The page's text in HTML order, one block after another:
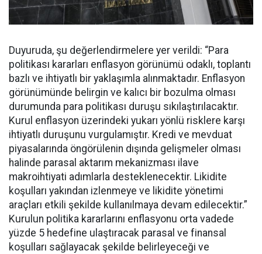
Duyuruda, şu değerlendirmelere yer verildi: “Para
politikası kararları enflasyon görünümü odaklı, toplantı
bazlı ve ihtiyatlı bir yaklaşımla alınmaktadır. Enflasyon
görünümünde belirgin ve kalıcı bir bozulma olması
durumunda para politikası duruşu sıkılaştırılacaktır.
Kurul enflasyon üzerindeki yukarı yönlü risklere karşı
ihtiyatlı duruşunu vurgulamıştır. Kredi ve mevduat
piyasalarında öngörülenin dışında gelişmeler olması
halinde parasal aktarım mekanizması ilave
makroihtiyati adımlarla desteklenecektir. Likidite
koşulları yakından izlenmeye ve likidite yönetimi
araçları etkili şekilde kullanılmaya devam edilecektir.”
Kurulun politika kararlarını enflasyonu orta vadede
yüzde 5 hedefine ulaştıracak parasal ve finansal
koşulları sağlayacak şekilde belirleyeceği ve